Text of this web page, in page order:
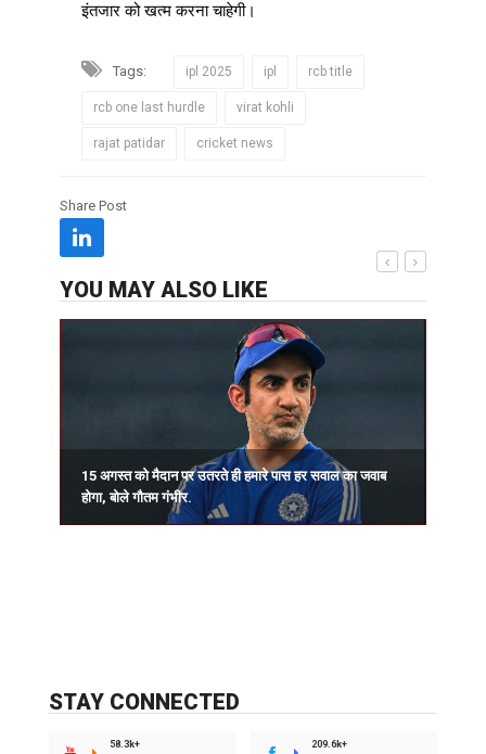
इंतजार को खत्म करना चाहेगी।
Tags: ipl 2025 ipl rcb title
rcb one last hurdle virat kohli
rajat patidar cricket news
Share Post
YOU MAY ALSO LIKE
15 अगस्त को मैदान पर उतरते ही हमारे पास हर सवाल का जवाब
होगा, बोले गौतम गंभीर.
STAY CONNECTED
58.3k+
209.6k+